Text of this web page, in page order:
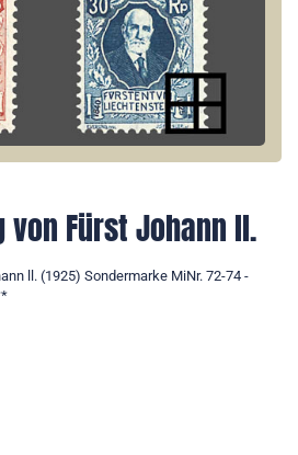
von Fürst Johann ll.
ll. (1925) Sondermarke MiNr. 72-74 -